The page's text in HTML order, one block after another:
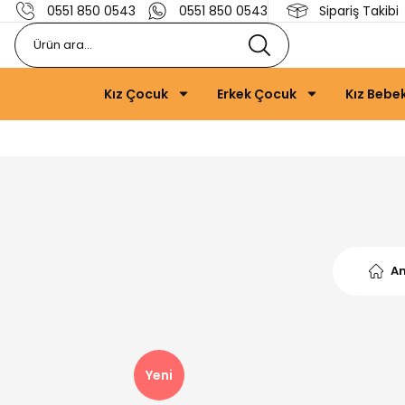
0551 850 0543 0551 850 0543 Sipariş Takibi
Kız Çocuk Erkek Çocuk Kız
Yeni